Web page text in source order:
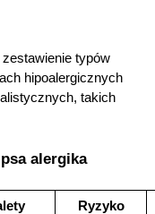
typów
hipoalergicznych
takich
alergika
Ryzyko